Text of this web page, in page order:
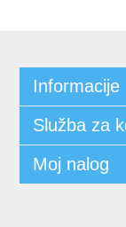
Informacije
Služba za
Moj nalog